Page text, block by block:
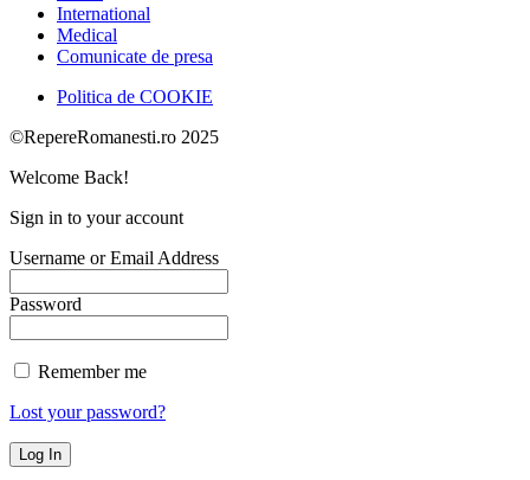
International
Medical
Comunicate de presa
Politica de COOKIE
©RepereRomanesti.ro 2025
Welcome Back!
Sign in to your account
Username or Email Address
Password
Remember me
Lost your password?